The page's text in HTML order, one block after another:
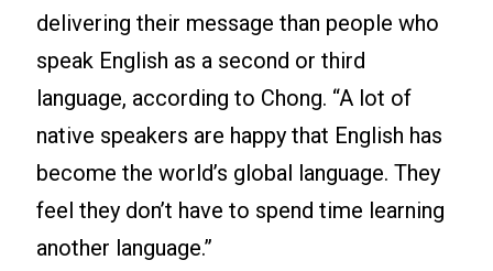
delivering their message than people who
speak English as a second or third
language, according to Chong. “A lot of
native speakers are happy that English has
become the world’s global language. They
feel they don’t have to spend time learning
another language.”